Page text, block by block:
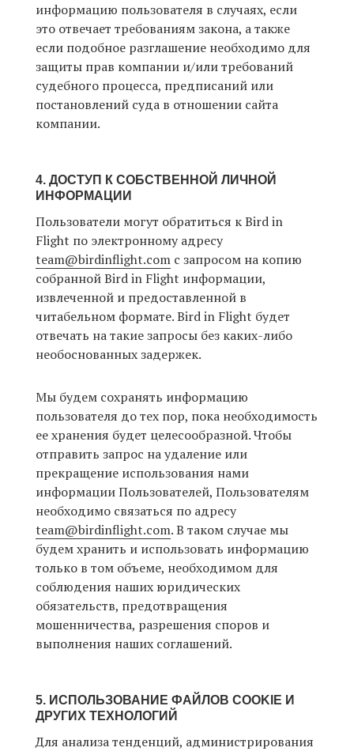
информацию пользователя в случаях, если
это отвечает требованиям закона, а также
если подобное разглашение необходимо для
защиты прав компании и/или требований
судебного процесса, предписаний или
постановлений суда в отношении сайта
компании.
4. ДОСТУП К СОБСТВЕННОЙ ЛИЧНОЙ
ИНФОРМАЦИИ
Пользователи могут обратиться к Bird in
Flight по электронному адресу
team@birdinflight.com с запросом на копию
собранной Bird in Flight информации,
извлеченной и предоставленной в
читабельном формате. Bird in Flight будет
отвечать на такие запросы без каких-либо
необоснованных задержек.
Мы будем сохранять информацию
пользователя до тех пор, пока необходимость
ее хранения будет целесообразной. Чтобы
отправить запрос на удаление или
прекращение использования нами
информации Пользователей, Пользователям
необходимо связаться по адресу
team@birdinflight.com. В таком случае мы
будем хранить и использовать информацию
только в том объеме, необходимом для
соблюдения наших юридических
обязательств, предотвращения
мошенничества, разрешения споров и
выполнения наших соглашений.
5. ИСПОЛЬЗОВАНИЕ ФАЙЛОВ COOKIE И
ДРУГИХ ТЕХНОЛОГИЙ
Для анализа тенденций, администрирования